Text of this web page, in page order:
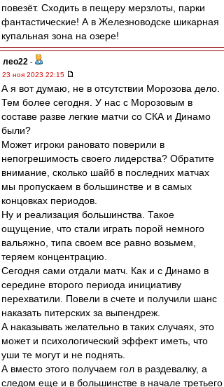
повезёт. Сходить в пещеру мерзлоты, парки
фантастические! А в Железноводске шикарная
купальная зона на озере!
лео22 -
23 ноя 2023 22:15
А я вот думаю, не в отсутствии Морозова дело.
Тем более сегодня. У нас с Морозовым в
составе разве легкие матчи со СКА и Динамо
были?
Может игроки рановато поверили в
непогрешимость своего лидерства? Обратите
внимание, сколько шайб в последних матчах
мы пропускаем в большинстве и в самых
концовках периодов.
Ну и реализация большинства. Такое
ощущение, что стали играть порой немного
вальяжно, типа своем все равно возьмем,
теряем концентрацию.
Сегодня сами отдали матч. Как и с Динамо в
середине второго периода инициативу
перехватили. Повели в счете и получили шанс
наказать питерских за выпендреж.
А наказывать желательно в таких случаях, это
может и психологический эффект иметь, что
уши те могут и не поднять.
А вместо этого получаем гол в раздевалку, а
следом еще и в большинстве в начале третьего